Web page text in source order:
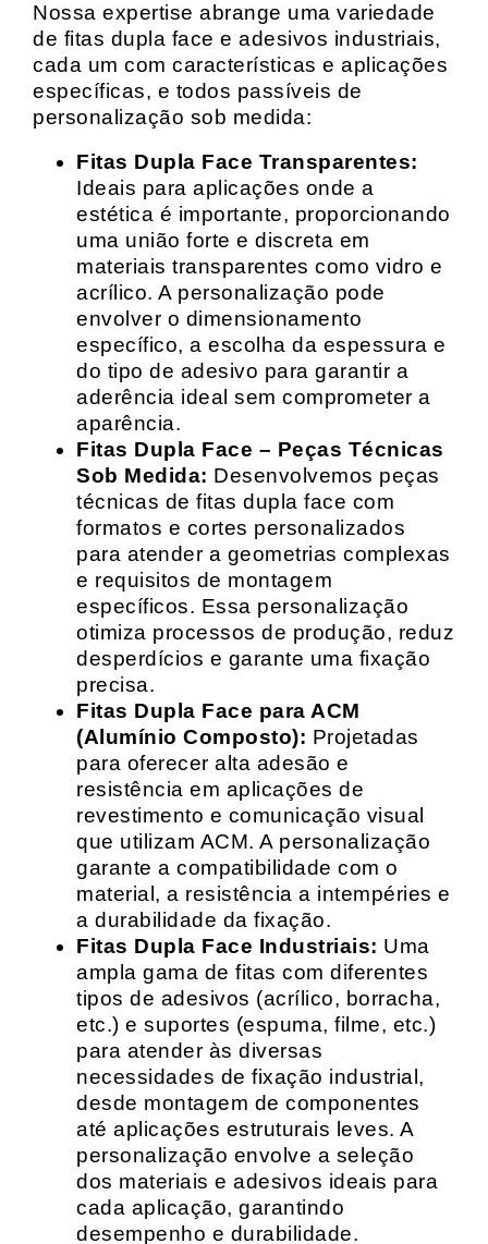
Nossa expertise abrange uma variedade
de fitas dupla face e adesivos industriais,
cada um com características e aplicações
específicas, e todos passíveis de
personalização sob medida:
Fitas Dupla Face Transparentes:
Ideais para aplicações onde a
estética é importante, proporcionando
uma união forte e discreta em
materiais transparentes como vidro e
acrílico. A personalização pode
envolver o dimensionamento
específico, a escolha da espessura e
do tipo de adesivo para garantir a
aderência ideal sem comprometer a
aparência.
Fitas Dupla Face – Peças Técnicas
Sob Medida: Desenvolvemos peças
técnicas de fitas dupla face com
formatos e cortes personalizados
para atender a geometrias complexas
e requisitos de montagem
específicos. Essa personalização
otimiza processos de produção, reduz
desperdícios e garante uma fixação
precisa.
Fitas Dupla Face para ACM
(Alumínio Composto): Projetadas
para oferecer alta adesão e
resistência em aplicações de
revestimento e comunicação visual
que utilizam ACM. A personalização
garante a compatibilidade com o
material, a resistência a intempéries e
a durabilidade da fixação.
Fitas Dupla Face Industriais: Uma
ampla gama de fitas com diferentes
tipos de adesivos (acrílico, borracha,
etc.) e suportes (espuma, filme, etc.)
para atender às diversas
necessidades de fixação industrial,
desde montagem de componentes
até aplicações estruturais leves. A
personalização envolve a seleção
dos materiais e adesivos ideais para
cada aplicação, garantindo
desempenho e durabilidade.